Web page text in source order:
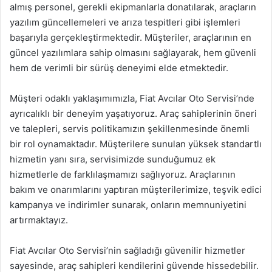
almış personel, gerekli ekipmanlarla donatılarak, araçların
yazılım güncellemeleri ve arıza tespitleri gibi işlemleri
başarıyla gerçekleştirmektedir. Müşteriler, araçlarının en
güncel yazılımlara sahip olmasını sağlayarak, hem güvenli
hem de verimli bir sürüş deneyimi elde etmektedir.
Müşteri odaklı yaklaşımımızla, Fiat Avcılar Oto Servisi’nde
ayrıcalıklı bir deneyim yaşatıyoruz. Araç sahiplerinin öneri
ve talepleri, servis politikamızın şekillenmesinde önemli
bir rol oynamaktadır. Müşterilere sunulan yüksek standartlı
hizmetin yanı sıra, servisimizde sunduğumuz ek
hizmetlerle de farklılaşmamızı sağlıyoruz. Araçlarının
bakım ve onarımlarını yaptıran müşterilerimize, teşvik edici
kampanya ve indirimler sunarak, onların memnuniyetini
artırmaktayız.
Fiat Avcılar Oto Servisi’nin sağladığı güvenilir hizmetler
sayesinde, araç sahipleri kendilerini güvende hissedebilir.